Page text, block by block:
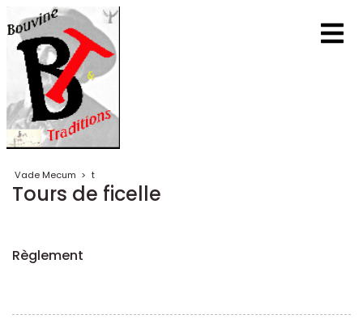
Vade Mecum > t
Tours de ficelle
Règlement